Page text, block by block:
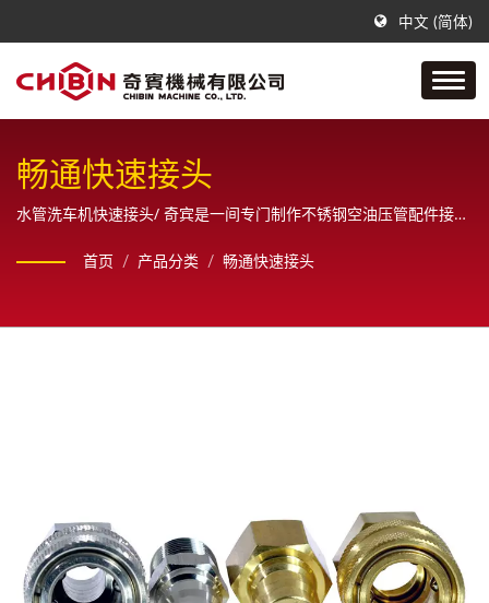
中文 (简体)
畅通快速接头
水管洗车机快速接头/ 奇宾是一间专门制作不锈钢空油压管配件接头
且为客户提供全方位的销售服务。
首页 / 产品分类 / 畅通快速接头